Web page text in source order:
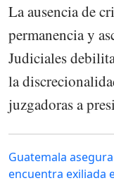
La ausencia de
permanencia y
Judiciales
la
juzgadoras a
Guatemala
encuentra exiliada